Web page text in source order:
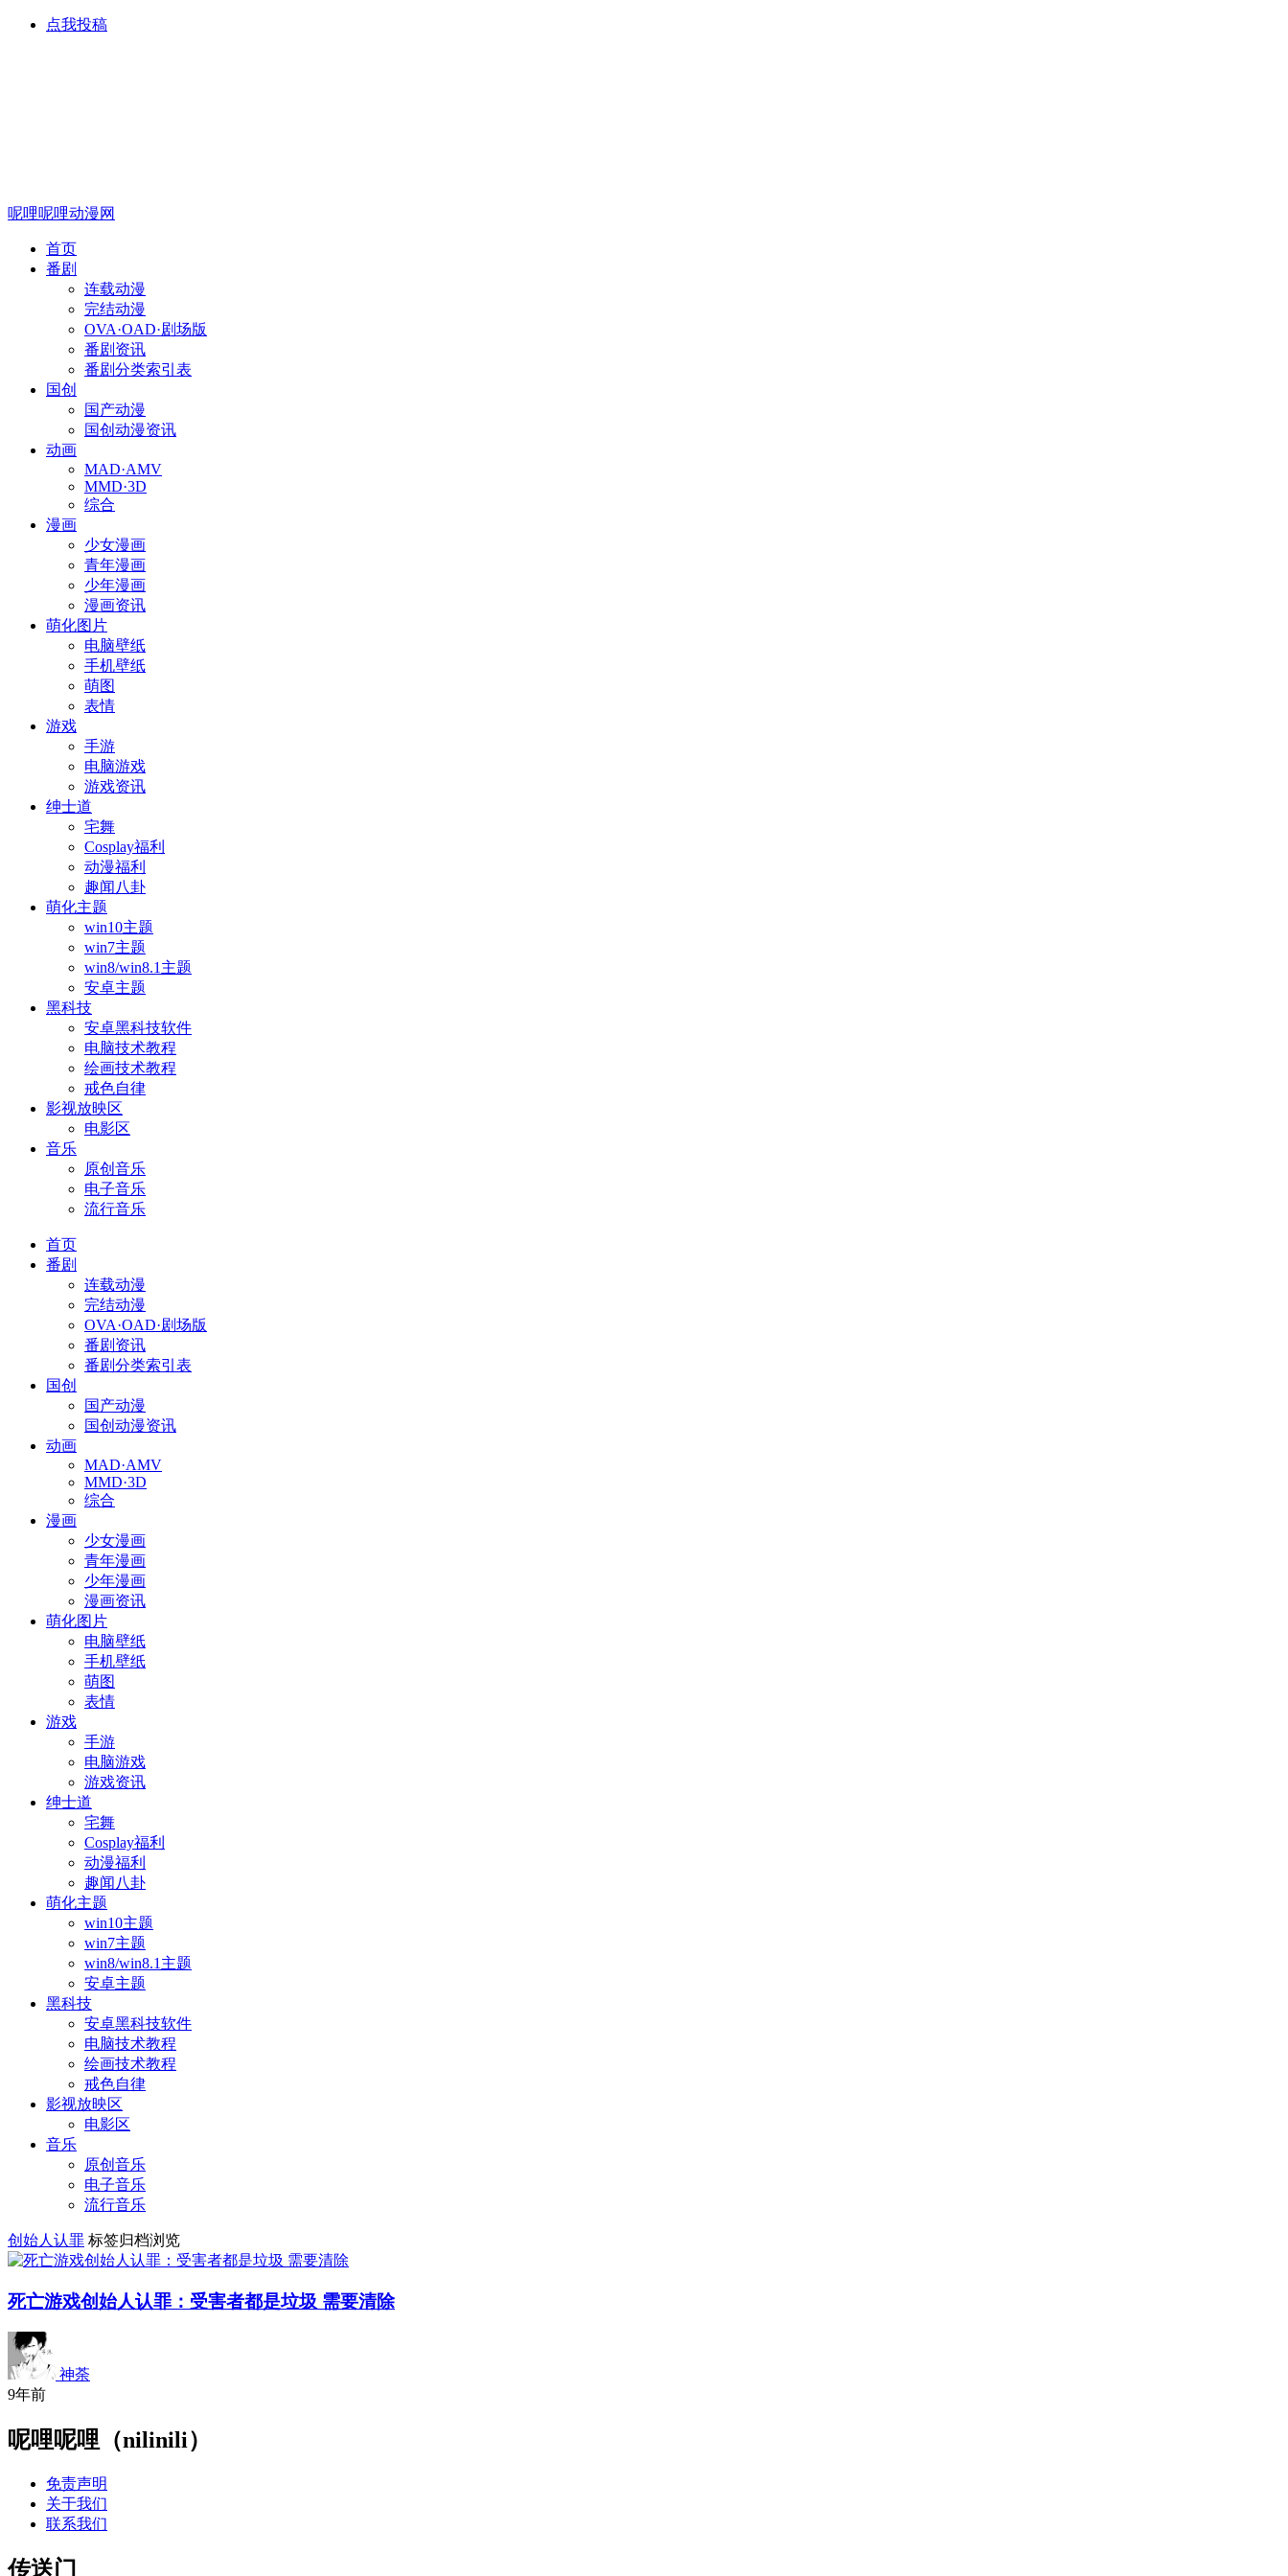
点我投稿
呢哩呢哩动漫网
首页
番剧
连载动漫
完结动漫
OVA·OAD·剧场版
番剧资讯
番剧分类索引表
国创
国产动漫
国创动漫资讯
动画
MAD·AMV
MMD·3D
综合
漫画
少女漫画
青年漫画
少年漫画
漫画资讯
萌化图片
电脑壁纸
手机壁纸
萌图
表情
游戏
手游
电脑游戏
游戏资讯
绅士道
宅舞
Cosplay福利
动漫福利
趣闻八卦
萌化主题
win10主题
win7主题
win8/win8.1主题
安卓主题
黑科技
安卓黑科技软件
电脑技术教程
绘画技术教程
戒色自律
影视放映区
电影区
音乐
原创音乐
电子音乐
流行音乐
首页
番剧
连载动漫
完结动漫
OVA·OAD·剧场版
番剧资讯
番剧分类索引表
国创
国产动漫
国创动漫资讯
动画
MAD·AMV
MMD·3D
综合
漫画
少女漫画
青年漫画
少年漫画
漫画资讯
萌化图片
电脑壁纸
手机壁纸
萌图
表情
游戏
手游
电脑游戏
游戏资讯
绅士道
宅舞
Cosplay福利
动漫福利
趣闻八卦
萌化主题
win10主题
win7主题
win8/win8.1主题
安卓主题
黑科技
安卓黑科技软件
电脑技术教程
绘画技术教程
戒色自律
影视放映区
电影区
音乐
原创音乐
电子音乐
流行音乐
创始人认罪 标签归档浏览
死亡游戏创始人认罪：受害者都是垃圾 需要清除
神荼
9年前
呢哩呢哩（nilinili）
免责声明
关于我们
联系我们
传送门